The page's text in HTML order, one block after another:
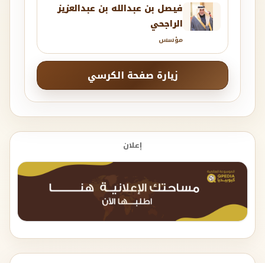
فيصل بن عبدالله بن عبدالعزيز
الراجحي
مؤسس
زيارة صفحة الكرسي
إعلان